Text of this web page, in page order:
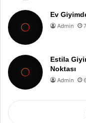
Ev
Admin
Estila
Noktası
Admin